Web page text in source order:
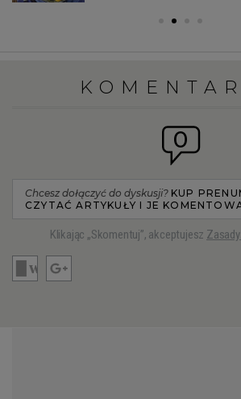
0
Chcesz dołączyć do dyskusji? KUP
CZYTAĆ ARTYKUŁY I JE
Klikając „Skomentuj”, akceptujesz